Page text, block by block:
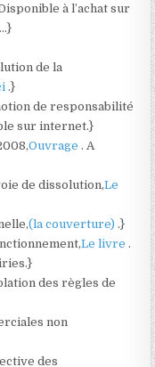
à l’achat sur
de la
.}
de responsabilité
sur internet.}
Ouvrage. A
de dissolution,Le
(la couverture).}
Le livre.
des règles de
non
des